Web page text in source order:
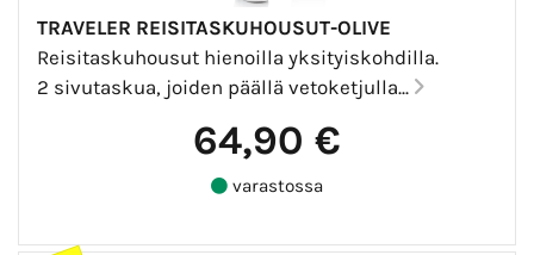
TRAVELER REISITASKUHOUSUT-OLIVE
Reisitaskuhousut hienoilla yksityiskohdilla.
2 sivutaskua, joiden päällä vetoketjulla...
64,90 €
varastossa